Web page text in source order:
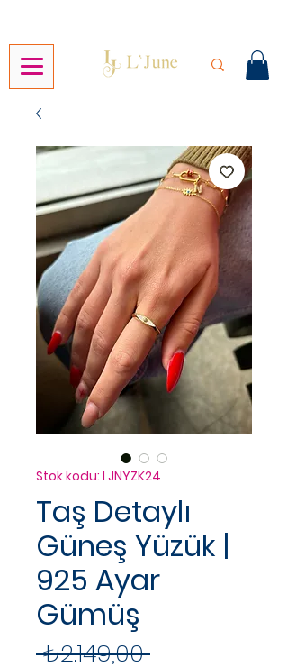
Stok kodu: LJNYZK24
Taş Detaylı
Güneş Yüzük |
925 Ayar
Gümüş
₺2.149,00 Normal